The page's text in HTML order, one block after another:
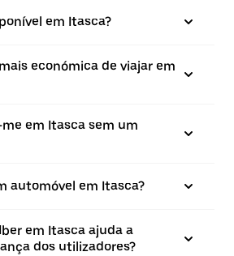
em Itasca?
económica de viajar em
em Itasca sem um
automóvel em Itasca?
em Itasca ajuda a
dos utilizadores?